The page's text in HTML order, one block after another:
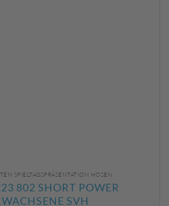
SPIELTAGSPRÄSENTATION HOSEN
802 SHORT POWER
SVH